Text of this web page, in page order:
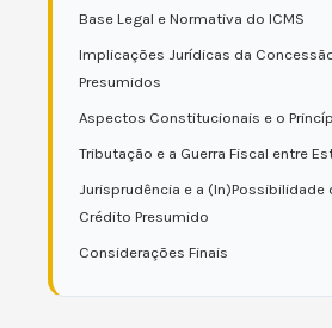
Base Legal e Normativa do ICMS
Implicações Jurídicas da
Presumidos
Aspectos Constitucionais e o
Tributação e a Guerra Fiscal entre
Jurisprudência e a (In)Possibilidade
Crédito Presumido
Considerações Finais